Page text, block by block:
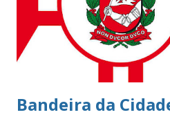
Teles e Charles Le Blond
chegou ao Rio de Janeiro em
Marselha fundando a empresa
finalidade de explor...
Bandeira da